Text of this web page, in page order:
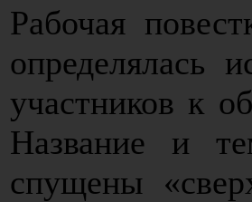
Рабочая
определялась
участников к
Название и
спущены